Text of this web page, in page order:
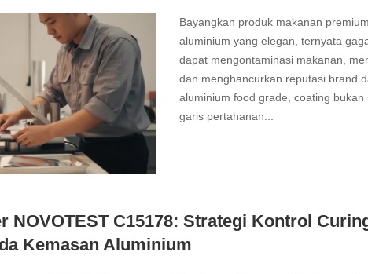
Bayangkan produk makanan
aluminium yang elegan, ternyata
dapat mengontaminasi makanan,
dan menghancurkan reputasi brand
aluminium food grade, coating
garis pertahanan...
NOVOTEST C15178: Strategi Kontrol
Kemasan Aluminium